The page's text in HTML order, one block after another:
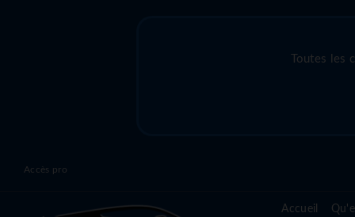
Toutes les
Accès pro
Accueil